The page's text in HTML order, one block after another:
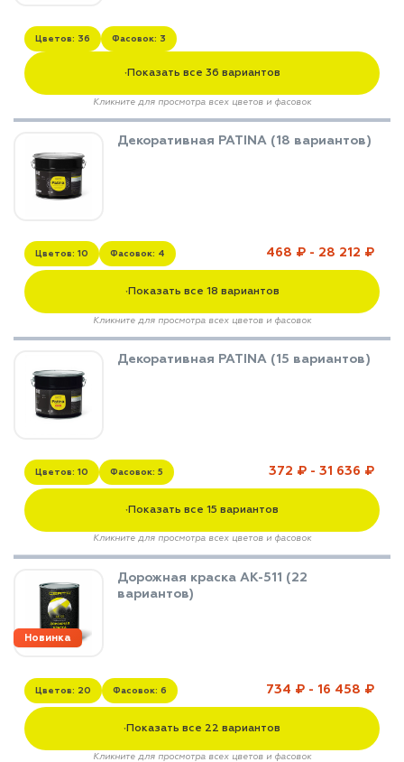
Цветов: 36 Фасовок: 3
▼Показать все 36 вариантов
Кликните для просмотра всех цветов и фасовок
Декоративная PATINA (18 вариантов)
Цветов: 10 Фасовок: 4 468 ₽ - 28 212 ₽
▼Показать все 18 вариантов
Кликните для просмотра всех цветов и фасовок
Декоративная PATINA (15 вариантов)
Цветов: 10 Фасовок: 5 372 ₽ - 31 636 ₽
▼Показать все 15 вариантов
Кликните для просмотра всех цветов и фасовок
Дорожная краска АК-511 (22
вариантов)
Цветов: 20 Фасовок: 6 734 ₽ - 16 458 ₽
Новинка
▼Показать все 22 вариантов
Кликните для просмотра всех цветов и фасовок